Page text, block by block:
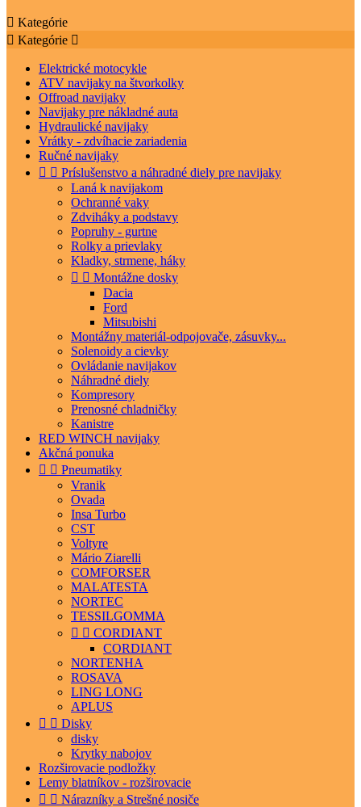
 Kategórie
 Kategórie 
Elektrické motocykle
ATV navijaky na štvorkolky
Offroad navijaky
Navijaky pre nákladné auta
Hydraulické navijaky
Vrátky - zdvíhacie zariadenia
Ručné navijaky
  Príslušenstvo a náhradné diely pre navijaky
Laná k navijakom
Ochranné vaky
Zdviháky a podstavy
Popruhy - gurtne
Rolky a prievlaky
Kladky, strmene, háky
  Montážne dosky
Dacia
Ford
Mitsubishi
Montážny materiál-odpojovače, zásuvky...
Solenoidy a cievky
Ovládanie navijakov
Náhradné diely
Kompresory
Prenosné chladničky
Kanistre
RED WINCH navijaky
Akčná ponuka
  Pneumatiky
Vranik
Ovada
Insa Turbo
CST
Voltyre
Mário Ziarelli
COMFORSER
MALATESTA
NORTEC
TESSILGOMMA
  CORDIANT
CORDIANT
NORTENHA
ROSAVA
LING LONG
APLUS
  Disky
disky
Krytky nabojov
Rozširovacie podložky
Lemy blatníkov - rozširovacie
  Nárazníky a Strešné nosiče